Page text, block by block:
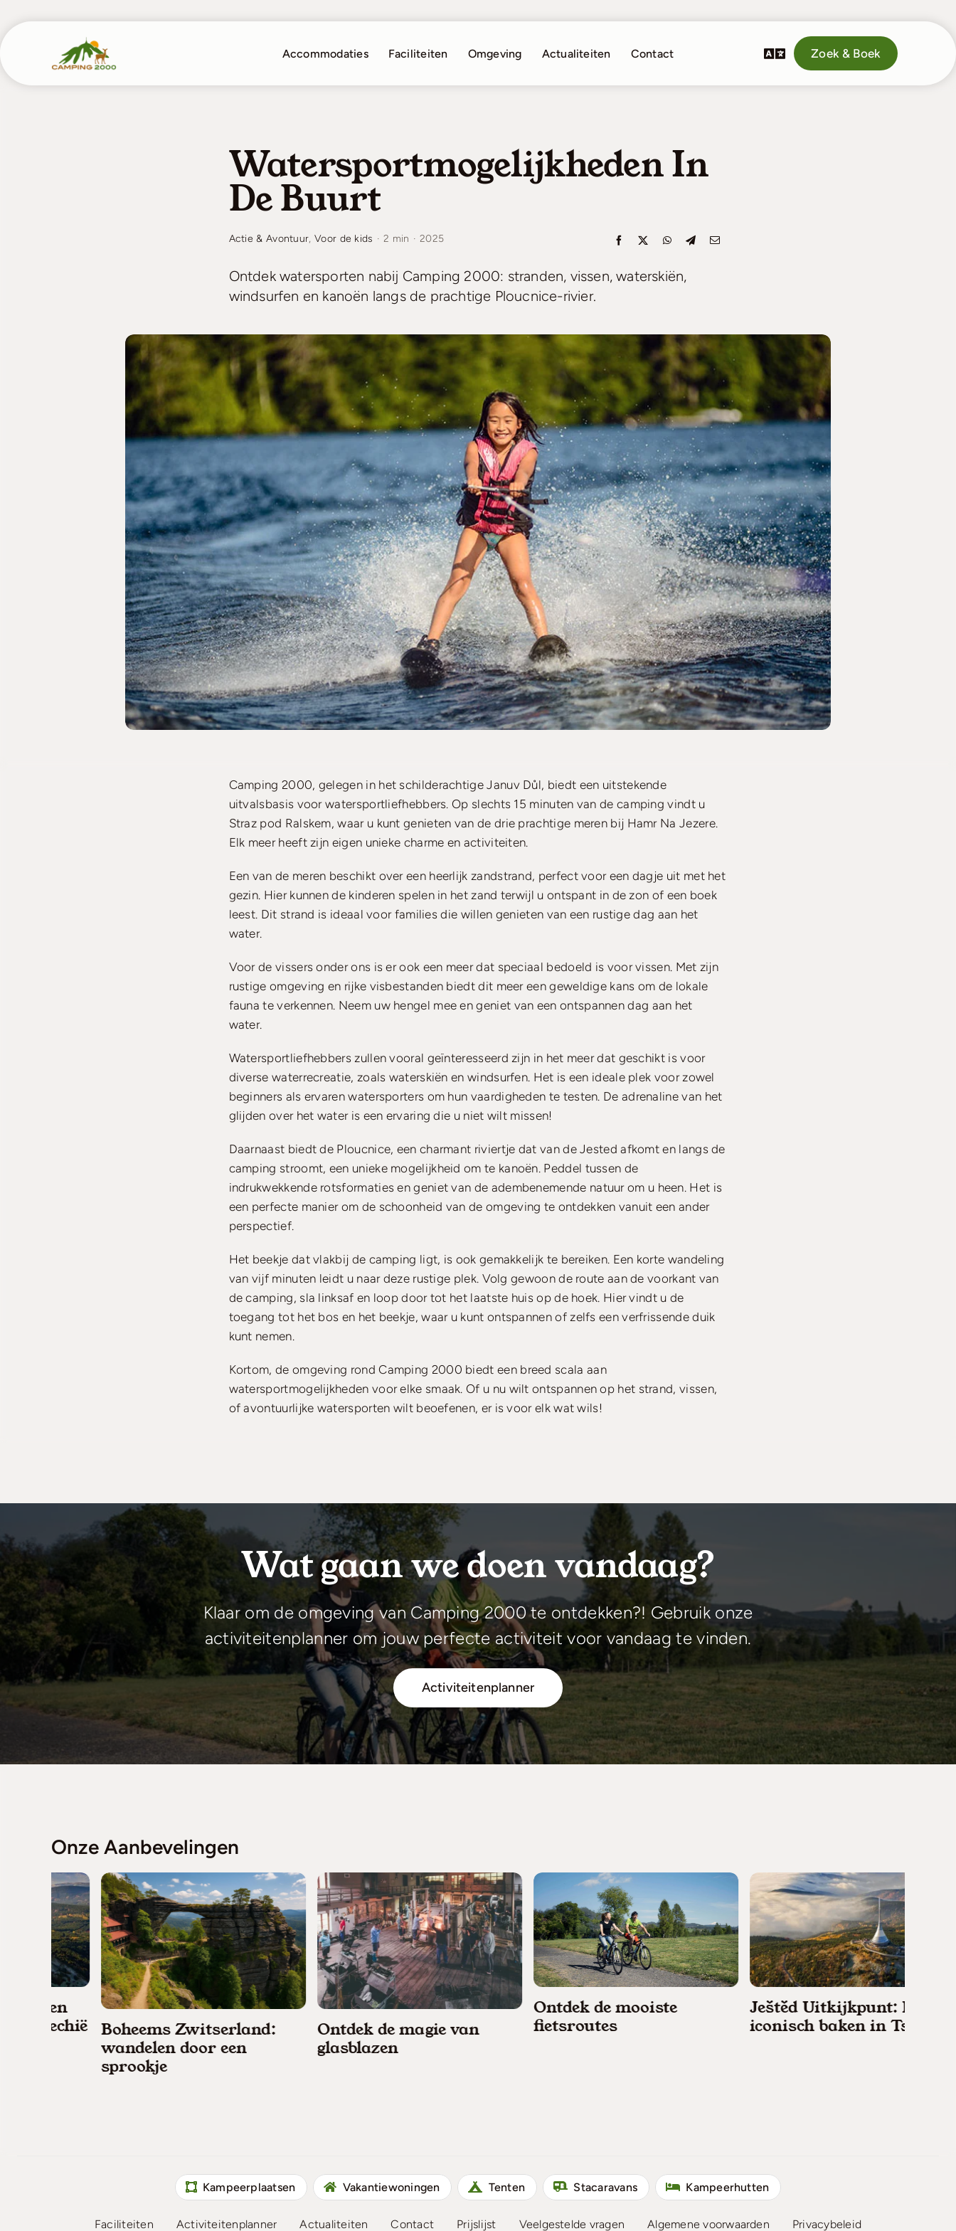
to
content
Accommodaties Faciliteiten Omgeving Actualiteiten Contact Zoek & Boek
Watersportmogelijkheden In
De Buurt
Actie & Avontuur,Voor de kids · 2 min · 2025
Ontdek watersporten nabij Camping 2000: stranden, vissen, waterskiën,
windsurfen en kanoën langs de prachtige Ploucnice-rivier.
Camping 2000, gelegen in het schilderachtige Januv Důl, biedt een uitstekende
uitvalsbasis voor watersportliefhebbers. Op slechts 15 minuten van de camping vindt u
Straz pod Ralskem, waar u kunt genieten van de drie prachtige meren bij Hamr Na Jezere.
Elk meer heeft zijn eigen unieke charme en activiteiten.
Een van de meren beschikt over een heerlijk zandstrand, perfect voor een dagje uit met het
gezin. Hier kunnen de kinderen spelen in het zand terwijl u ontspant in de zon of een boek
leest. Dit strand is ideaal voor families die willen genieten van een rustige dag aan het
water.
Voor de vissers onder ons is er ook een meer dat speciaal bedoeld is voor vissen. Met zijn
rustige omgeving en rijke visbestanden biedt dit meer een geweldige kans om de lokale
fauna te verkennen. Neem uw hengel mee en geniet van een ontspannen dag aan het
water.
Watersportliefhebbers zullen vooral geïnteresseerd zijn in het meer dat geschikt is voor
diverse waterrecreatie, zoals waterskiën en windsurfen. Het is een ideale plek voor zowel
beginners als ervaren watersporters om hun vaardigheden te testen. De adrenaline van het
glijden over het water is een ervaring die u niet wilt missen!
Daarnaast biedt de Ploucnice, een charmant riviertje dat van de Jested afkomt en langs de
camping stroomt, een unieke mogelijkheid om te kanoën. Peddel tussen de
indrukwekkende rotsformaties en geniet van de adembenemende natuur om u heen. Het is
een perfecte manier om de schoonheid van de omgeving te ontdekken vanuit een ander
perspectief.
Het beekje dat vlakbij de camping ligt, is ook gemakkelijk te bereiken. Een korte wandeling
van vijf minuten leidt u naar deze rustige plek. Volg gewoon de route aan de voorkant van
de camping, sla linksaf en loop door tot het laatste huis op de hoek. Hier vindt u de
toegang tot het bos en het beekje, waar u kunt ontspannen of zelfs een verfrissende duik
kunt nemen.
Kortom, de omgeving rond Camping 2000 biedt een breed scala aan
watersportmogelijkheden voor elke smaak. Of u nu wilt ontspannen op het strand, vissen,
of avontuurlijke watersporten wilt beoefenen, er is voor elk wat wils!
Wat gaan we doen vandaag?
Klaar om de omgeving van Camping 2000 te ontdekken?! Gebruik onze
activiteitenplanner om jouw perfecte activiteit voor vandaag te vinden.
Activiteitenplanner
Onze Aanbevelingen
Boheems Zwitserland:
wandelen door een
sprookje
Ontdek de magie van
glasblazen
Ontdek de mooiste
fietsroutes
Ještěd Uitkijkpunt: Een
iconisch baken in Tsjechië
Kampeerplaatsen Vakantiewoningen Tenten Stacaravans Kampeerhutten
Faciliteiten Activiteitenplanner Actualiteiten Contact Prijslijst Veelgestelde vragen Algemene voorwaarden Privacybeleid